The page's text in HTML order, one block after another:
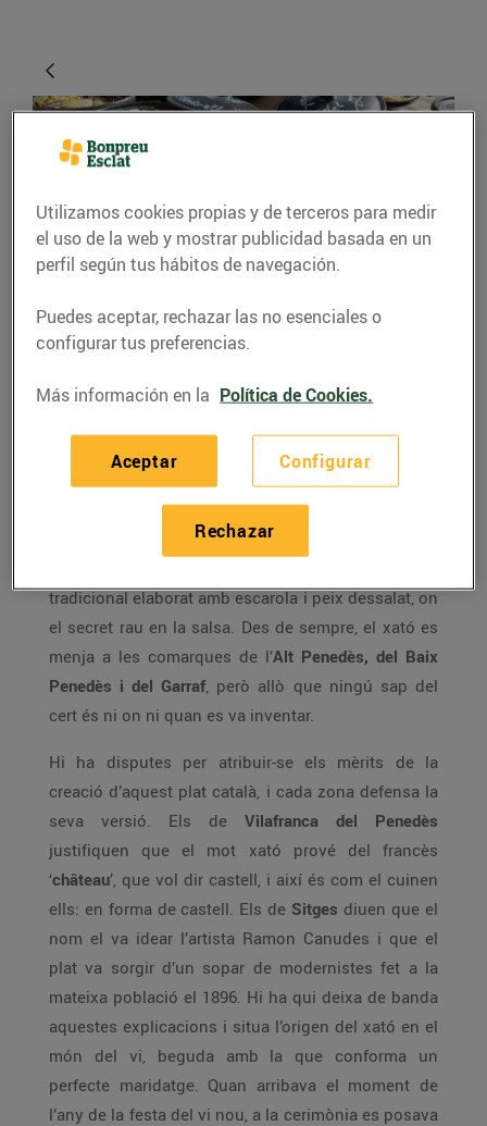
GASTRONOMÍA Y TRADICIONES
El xató, la tradicional
amanida marinera
catalana
31/enero/2017
xatóno necessita presentació, però
tradicional elaborat amb escarola i peix dessalat, on
el secret rau en la salsa. Des de sempre, el xató es
menja a les comarques de l’Alt Penedès, del Baix
Penedès i del Garraf, però allò que ningú sap del
cert és ni on ni quan es va inventar.
Hi ha disputes per atribuir-se els mèrits de la
creació d’aquest plat català, i cada zona defensa la
seva versió. Els de Vilafranca del Penedès
justifiquen que el mot xató prové del francès
‘château’, que vol dir castell, i així és com el cuinen
ells: en forma de castell. Els de Sitges diuen que el
nom el va idear l’artista Ramon Canudes i que el
plat va sorgir d’un sopar de modernistes fet a la
mateixa població el 1896. Hi ha qui deixa de banda
aquestes explicacions i situa l’origen del xató en el
món del vi, beguda amb la que conforma un
perfecte maridatge. Quan arribava el moment de
l’any de la festa del vi nou, a la cerimònia es posava
Utilizamos cookies propias y de terceros para medir
el uso de la web y mostrar publicidad basada en un
perfil según tus hábitos de navegación.
Puedes aceptar, rechazar las no esenciales o
configurar tus preferencias.
Más información en la Política de Cookies.
Configurar
Rechazar
Aceptar